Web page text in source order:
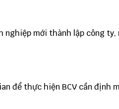
nghiệp mới thành lập công ty,
để thực hiện BCV cần định